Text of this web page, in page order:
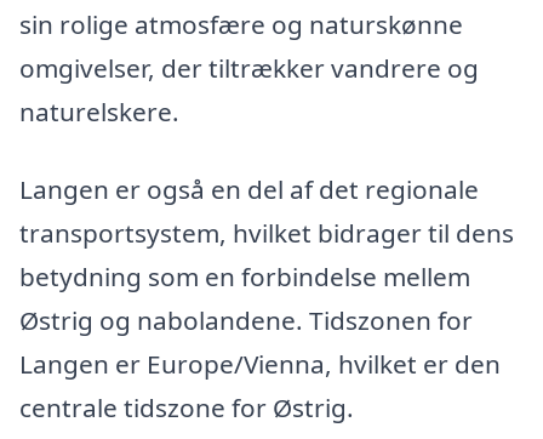
sin rolige atmosfære og naturskønne
omgivelser, der tiltrækker vandrere og
naturelskere.
Langen er også en del af det regionale
transportsystem, hvilket bidrager til dens
betydning som en forbindelse mellem
Østrig og nabolandene. Tidszonen for
Langen er Europe/Vienna, hvilket er den
centrale tidszone for Østrig.